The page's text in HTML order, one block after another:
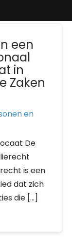
een
in
Zaken
en
De
is een
dat zich
die […]